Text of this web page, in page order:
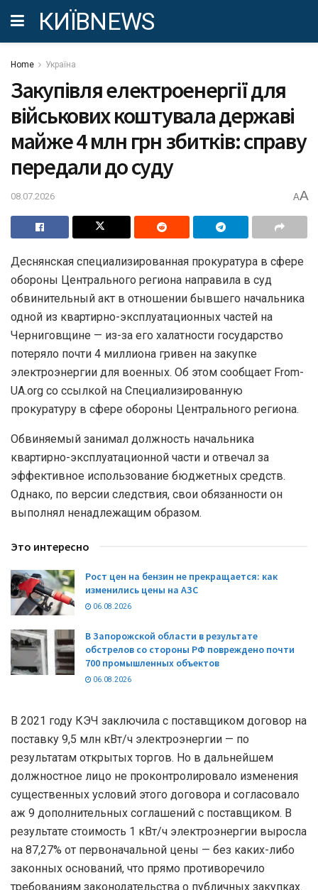
КИЇВNEWS
Home Україна
Закупівля електроенергії для
військових коштувала державі
майже 4 млн грн збитків: справу
передали до суду
08.07.2026 AA
Деснянская специализированная прокуратура в сфере
обороны Центрального региона направила в суд
обвинительный акт в отношении бывшего начальника
одной из квартирно-эксплуатационных частей на
Черниговщине — из-за его халатности государство
потеряло почти 4 миллиона гривен на закупке
электроэнергии для военных. Об этом сообщает From-
UA.org со ссылкой на Специализированную
прокуратуру в сфере обороны Центрального региона.
Обвиняемый занимал должность начальника
квартирно-эксплуатационной части и отвечал за
эффективное использование бюджетных средств.
Однако, по версии следствия, свои обязанности он
выполнял ненадлежащим образом.
Это интересно
Рост цен на бензин не прекращается: как
изменились цены на АЗС
06.08.2026
В Запорожской области в результате
обстрелов со стороны РФ повреждено почти
700 промышленных объектов
06.08.2026
В 2021 году КЭЧ заключила с поставщиком договор на
поставку 9,5 млн кВт/ч электроэнергии — по
результатам открытых торгов. Но в дальнейшем
должностное лицо не проконтролировало изменения
существенных условий этого договора и согласовало
аж 9 дополнительных соглашений с поставщиком. В
результате стоимость 1 кВт/ч электроэнергии выросла
на 87,27% от первоначальной цены — без каких-либо
законных оснований, что прямо противоречило
требованиям законодательства о публичных закупках.